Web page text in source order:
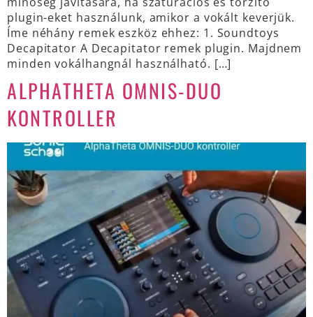
plugin-eket használunk, amikor a vokált keverjük.
Íme néhány remek eszköz ehhez: 1. Soundtoys
Decapitator A Decapitator remek plugin. Majdnem
minden vokálhangnál használható. […]
ALPHATHETA OMNIS-DUO
KONTROLLER